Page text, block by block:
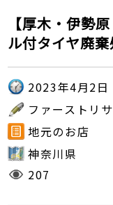
【厚木・伊勢
ル付タイヤ廃
2023年4月2日
ファーストリ
地元のお店
神奈川県
207